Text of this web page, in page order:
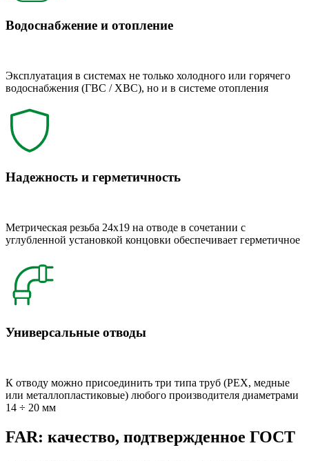
Водоснабжение и отопление
Эксплуатация в системах не только холодного или горячего
водоснабжения (ГВС / ХВС), но и в системе отопления
Надежность и герметичность
Метрическая резьба 24x19 на отводе в сочетании с
углубленной установкой концовки обеспечивает герметичное
Универсальные отводы
К отводу можно присоединить три типа труб (РЕХ, медные
или металлопластиковые) любого производителя диаметрами
14 ÷ 20 мм
FAR: качество, подтвержденное ГОСТ